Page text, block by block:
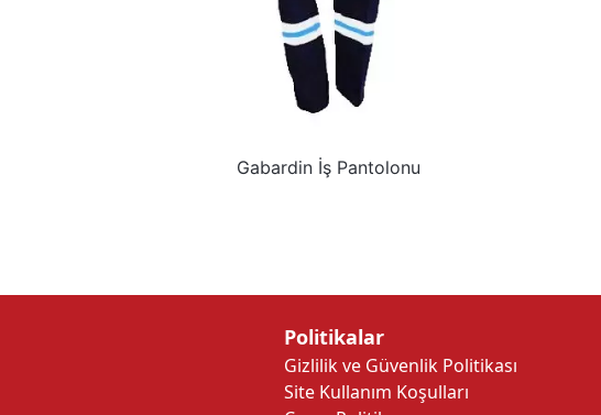
Gabardin İş Pantolonu
Politikalar
Gizlilik ve Güvenlik Politikası
Site Kullanım Koşulları